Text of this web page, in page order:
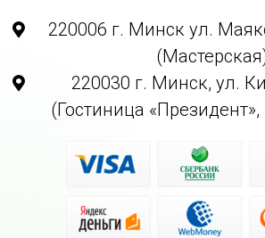
220006 г. Минск ул.
220030 г. Минск, ул.
(Гостиница